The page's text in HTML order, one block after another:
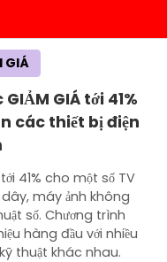
GIÁ tới 41%
các thiết bị điện
41% cho một số TV
máy ảnh không
số. Chương trình
hàng đầu với nhiều
thuật khác nhau.
GIÁ